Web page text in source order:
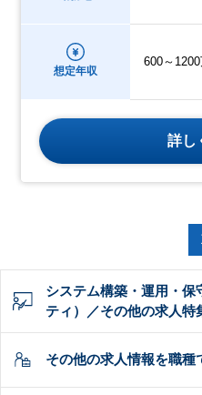
想定年収
600～
詳し
システム構築・運用・保
ティ）／その他の求人特
その他の求人情報を職種